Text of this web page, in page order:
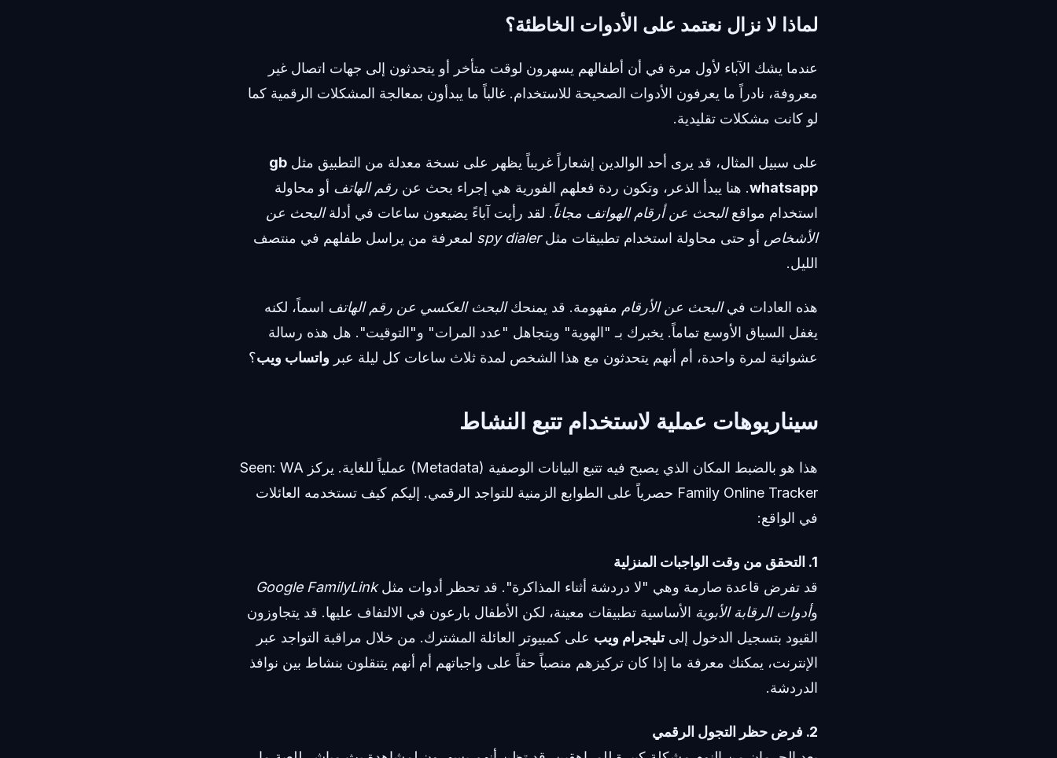
لماذا لا نزال نعتمد على الأدوات الخاطئة؟
عندما يشك الآباء لأول مرة في أن أطفالهم يسهرون لوقت متأخر أو يتحدثون إلى جهات اتصال غير
معروفة، نادراً ما يعرفون الأدوات الصحيحة للاستخدام. غالباً ما يبدأون بمعالجة المشكلات الرقمية كما
لو كانت مشكلات تقليدية.
على سبيل المثال، قد يرى أحد الوالدين إشعاراً غريباً يظهر على نسخة معدلة من التطبيق مثل gb
whatsapp. هنا يبدأ الذعر، وتكون ردة فعلهم الفورية هي إجراء بحث عن رقم الهاتف أو محاولة
استخدام مواقعالبحث عن أرقام الهواتف مجاناً. لقد رأيت آباءً يضيعون ساعات في أدلةالبحث عن
الأشخاص أو حتى محاولة استخدام تطبيقات مثلspy dialer لمعرفة من يراسل طفلهم في منتصف
الليل.
هذه العادات فيالبحث عن الأرقام مفهومة. قد يمنحكالبحث العكسي عن رقم الهاتف اسماً، لكنه
يغفل السياق الأوسع تماماً. يخبرك بـ "الهوية" ويتجاهل "عدد المرات" و"التوقيت". هل هذه رسالة
عشوائية لمرة واحدة، أم أنهم يتحدثون مع هذا الشخص لمدة ثلاث ساعات كل ليلة عبر واتساب ويب؟
سيناريوهات عملية لاستخدام تتبع النشاط
هذا هو بالضبط المكان الذي يصبح فيه تتبع البيانات الوصفية (Metadata) عملياً للغاية. يركز Seen: WA
Family Online Tracker حصرياً على الطوابع الزمنية للتواجد الرقمي. إليكم كيف تستخدمه العائلات
في الواقع:
1. التحقق من وقت الواجبات المنزلية
قد تفرض قاعدة صارمة وهي "لا دردشة أثناء المذاكرة". قد تحظر أدوات مثلGoogle FamilyLink
وأدوات الرقابة الأبوية الأساسية تطبيقات معينة، لكن الأطفال بارعون في الالتفاف عليها. قد يتجاوزون
القيود بتسجيل الدخول إلىتليجرام ويب على كمبيوتر العائلة المشترك. من خلال مراقبة التواجد عبر
الإنترنت، يمكنك معرفة ما إذا كان تركيزهم منصباً حقاً على واجباتهم أم أنهم يتنقلون بنشاط بين نوافذ
الدردشة.
2. فرض حظر التجول الرقمي